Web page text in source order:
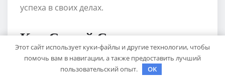
успеха в своих делах.
Как Сергей Судариков
влияет на своих
Этот сайт использует куки-файлы и другие технологии, чтобы
помочь вам в навигации, а также предоставить лучший
пользовательский опыт.
OK